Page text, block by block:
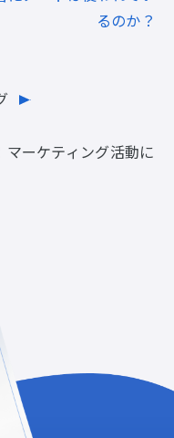
るのか？
ーケティング活動に